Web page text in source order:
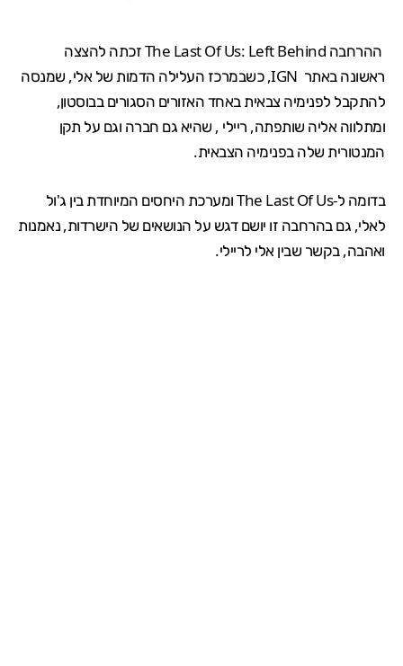
ההרחבה The Last Of Us: Left Behindזכתה להצצה
ראשונהבאתר IGN, כשבמרכז העלילה הדמות של אלי, שמנסה
להתקבל לפנימיה צבאית באחד האזורים הסגורים בבוסטון,
ומתלווה אליה שותפתה, ריילי , שהיא גם חברה וגם על תקן
המנטורית שלה בפנימיה הצבאית.
בדומה ל-The Last Of Usומערכת היחסים המיוחדת בין ג'ול
לאלי, גם בהרחבה זו יושם דגש על הנושאים של הישרדות, נאמנות
ואהבה, בקשר שבין אלי לריילי.